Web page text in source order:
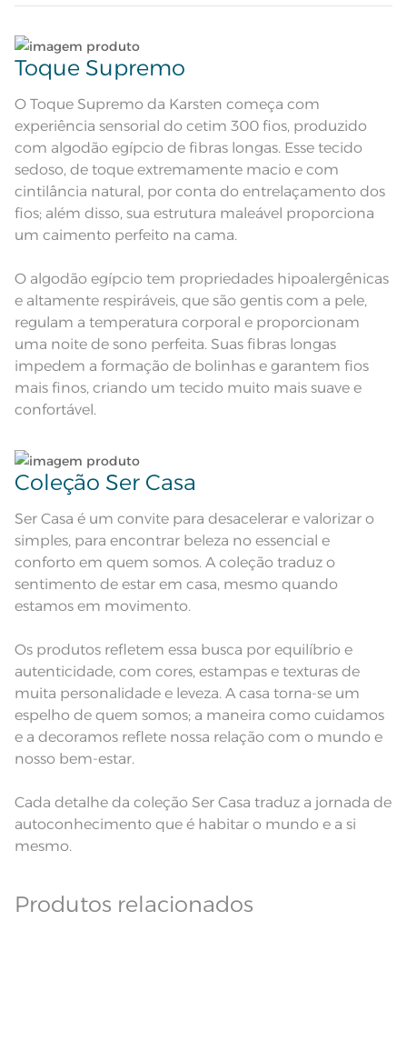
Atributos
Descrição Visual
branca com bordado cinza em
formato de folhas. Verso na cor
branca.
Composição
100% Algodão; Manta de
enchimento 100% Poliéster
Tamanho Queen
Cor Branco/Prata
Itens Inclusos 1 Colcha e 2 Porta-travesseiros
Medida
Colcha: 2,40m x 2,60m; Porta-
travesseiro: 50cm x 70cm
Acabamento Tinto Bordado
Observações
nas especificações técnicas do
Lave tipos de tecidos distintos separadamente;
Não lave cores claras e cores escuras no mesmo
ciclo;
Lave as peças no ciclo leve, suave ou delicado de
sua lavadora;
Enxágue as peças com bastante água;
Utilize a quantidade mínima de amaciante e sabão;
Leia atentamente as instruções na etiqueta.
Toque Supremo
O Toque Supremo da Karsten começa com
experiência sensorial do cetim 300 fios, produzido
com algodão egípcio de fibras longas. Esse tecido
sedoso, de toque extremamente macio e com
cintilância natural, por conta do entrelaçamento dos
fios; além disso, sua estrutura maleável proporciona
um caimento perfeito na cama.
O algodão egípcio tem propriedades hipoalergênicas
e altamente respiráveis, que são gentis com a pele,
regulam a temperatura corporal e proporcionam
uma noite de sono perfeita. Suas fibras longas
impedem a formação de bolinhas e garantem fios
mais finos, criando um tecido muito mais suave e
confortável.
Coleção Ser Casa
Ser Casa é um convite para desacelerar e valorizar o
simples, para encontrar beleza no essencial e
conforto em quem somos. A coleção traduz o
sentimento de estar em casa, mesmo quando
estamos em movimento.
Os produtos refletem essa busca por equilíbrio e
autenticidade, com cores, estampas e texturas de
muita personalidade e leveza. A casa torna-se um
espelho de quem somos; a maneira como cuidamos
e a decoramos reflete nossa relação com o mundo e
nosso bem-estar.
Cada detalhe da coleção Ser Casa traduz a jornada de
autoconhecimento que é habitar o mundo e a si
mesmo.
Produtos relacionados